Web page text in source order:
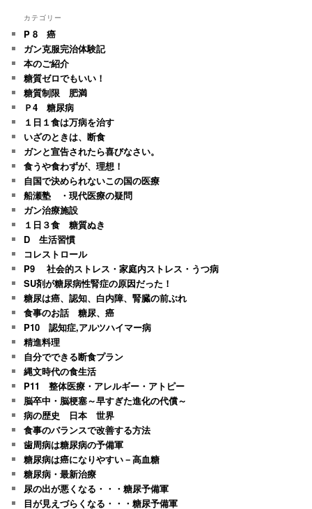
カテゴリー
P 8 癌
ガン克服完治体験記
本のご紹介
糖質ゼロでもいい！
糖質制限 肥満
Ｐ4 糖尿病
１日１食は万病を治す
いざのときは、断食
ガンと宣告されたら喜びなさい。
食うや食わずが、理想！
自国で決められないこの国の医療
船瀬塾 ・現代医療の疑問
ガン治療施設
１日３食 糖質ぬき
D 生活習慣
コレストロール
P9 社会的ストレス・家庭内ストレス・うつ病
SU剤が糖尿病性腎症の原因だった！
糖尿は癌、認知、白内障、腎臓の前ぶれ
食事のお話 糖尿、癌
P10 認知症,アルツハイマー病
精進料理
自分でできる断食プラン
縄文時代の食生活
P11 整体医療・アレルギー・アトピー
脳卒中・脳梗塞～早すぎた進化の代償～
病の歴史 日本 世界
食事のバランスで改善する方法
歯周病は糖尿病の予備軍
糖尿病は癌になりやすい－高血糖
糖尿病・最新治療
尿の出が悪くなる・・・糖尿予備軍
目が見えづらくなる・・・糖尿予備軍